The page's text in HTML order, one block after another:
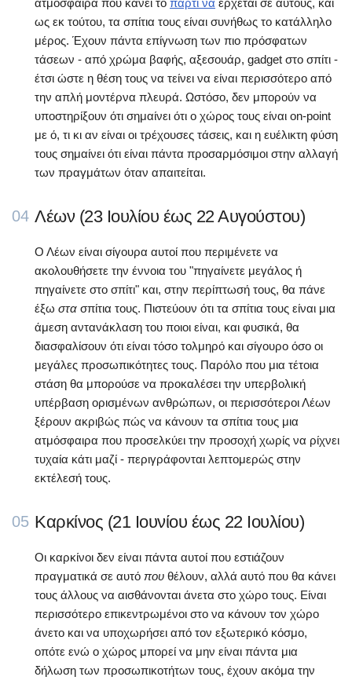
ατμόσφαιρα που κάνει το πάρτι να έρχεται σε αυτούς, και
ως εκ τούτου, τα σπίτια τους είναι συνήθως το κατάλληλο
μέρος. Έχουν πάντα επίγνωση των πιο πρόσφατων
τάσεων - από χρώμα βαφής, αξεσουάρ, gadget στο σπίτι -
έτσι ώστε η θέση τους να τείνει να είναι περισσότερο από
την απλή μοντέρνα πλευρά. Ωστόσο, δεν μπορούν να
υποστηρίξουν ότι σημαίνει ότι ο χώρος τους είναι on-point
με ό, τι κι αν είναι οι τρέχουσες τάσεις, και η ευέλικτη φύση
τους σημαίνει ότι είναι πάντα προσαρμόσιμοι στην αλλαγή
των πραγμάτων όταν απαιτείται.
04 Λέων (23 Ιουλίου έως 22 Αυγούστου)
Ο Λέων είναι σίγουρα αυτοί που περιμένετε να
ακολουθήσετε την έννοια του "πηγαίνετε μεγάλος ή
πηγαίνετε στο σπίτι" και, στην περίπτωσή τους, θα πάνε
έξω στα σπίτια τους. Πιστεύουν ότι τα σπίτια τους είναι μια
άμεση αντανάκλαση του ποιοι είναι, και φυσικά, θα
διασφαλίσουν ότι είναι τόσο τολμηρό και σίγουρο όσο οι
μεγάλες προσωπικότητες τους. Παρόλο που μια τέτοια
στάση θα μπορούσε να προκαλέσει την υπερβολική
υπέρβαση ορισμένων ανθρώπων, οι περισσότεροι Λέων
ξέρουν ακριβώς πώς να κάνουν τα σπίτια τους μια
ατμόσφαιρα που προσελκύει την προσοχή χωρίς να ρίχνει
τυχαία κάτι μαζί - περιγράφονται λεπτομερώς στην
εκτέλεσή τους.
05 Καρκίνος (21 Ιουνίου έως 22 Ιουλίου)
Οι καρκίνοι δεν είναι πάντα αυτοί που εστιάζουν
πραγματικά σε αυτό που θέλουν, αλλά αυτό που θα κάνει
τους άλλους να αισθάνονται άνετα στο χώρο τους. Είναι
περισσότερο επικεντρωμένοι στο να κάνουν τον χώρο
άνετο και να υποχωρήσει από τον εξωτερικό κόσμο,
οπότε ενώ ο χώρος μπορεί να μην είναι πάντα μια
δήλωση των προσωπικοτήτων τους, έχουν ακόμα την